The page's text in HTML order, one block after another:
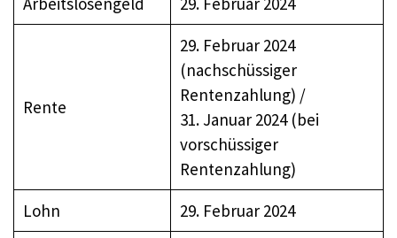
Rente
29. Februar 2024
(nachschüssiger
Rentenzahlung) /
31. Januar 2024 (bei
vorschüssiger
Rentenzahlung)
Lohn
29. Februar 2024